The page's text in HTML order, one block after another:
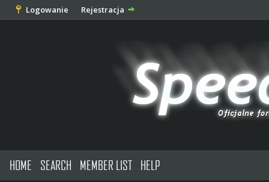
Logowanie Rejestracja
HOME SEARCH MEMBER LIST HELP